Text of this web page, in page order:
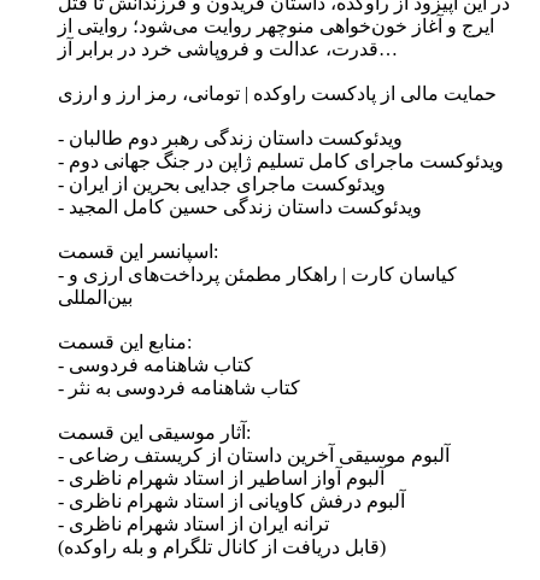
ایرج و آغاز خون‌خواهی منوچهر روایت می‌شود؛ روایتی از
قدرت، عدالت و فروپاشی خرد در برابر آز…
حمایت مالی از پادکست راوکده | تومانی، رمز ارز و ارزی
- ویدئوکست داستان زندگی رهبر دوم طالبان
- ویدئوکست ماجرای کامل تسلیم ژاپن در جنگ جهانی دوم
- ویدئوکست ماجرای جدایی بحرین از ایران
- ویدئوکست داستان زندگی حسین کامل المجید
اسپانسر این قسمت:
- کیاسان کارت | راهکار مطمئن پرداخت‌های ارزی و
بین‌المللی
منابع این قسمت:
- کتاب شاهنامه فردوسی
- کتاب شاهنامه فردوسی به نثر
آثار موسیقی این قسمت:
- آلبوم موسیقی آخرین داستان از کریستف رضاعی
- آلبوم آواز اساطیر از استاد شهرام ناظری
- آلبوم درفش کاویانی از استاد شهرام ناظری
- ترانه ایران از استاد شهرام ناظری
(قابل دریافت از کانال تلگرام و بله راوکده)